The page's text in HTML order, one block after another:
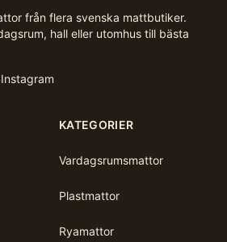
från flera svenska mattbutiker.
hall eller utomhus till bästa
KATEGORIER
Vardagsrumsmattor
Plastmattor
Ryamattor